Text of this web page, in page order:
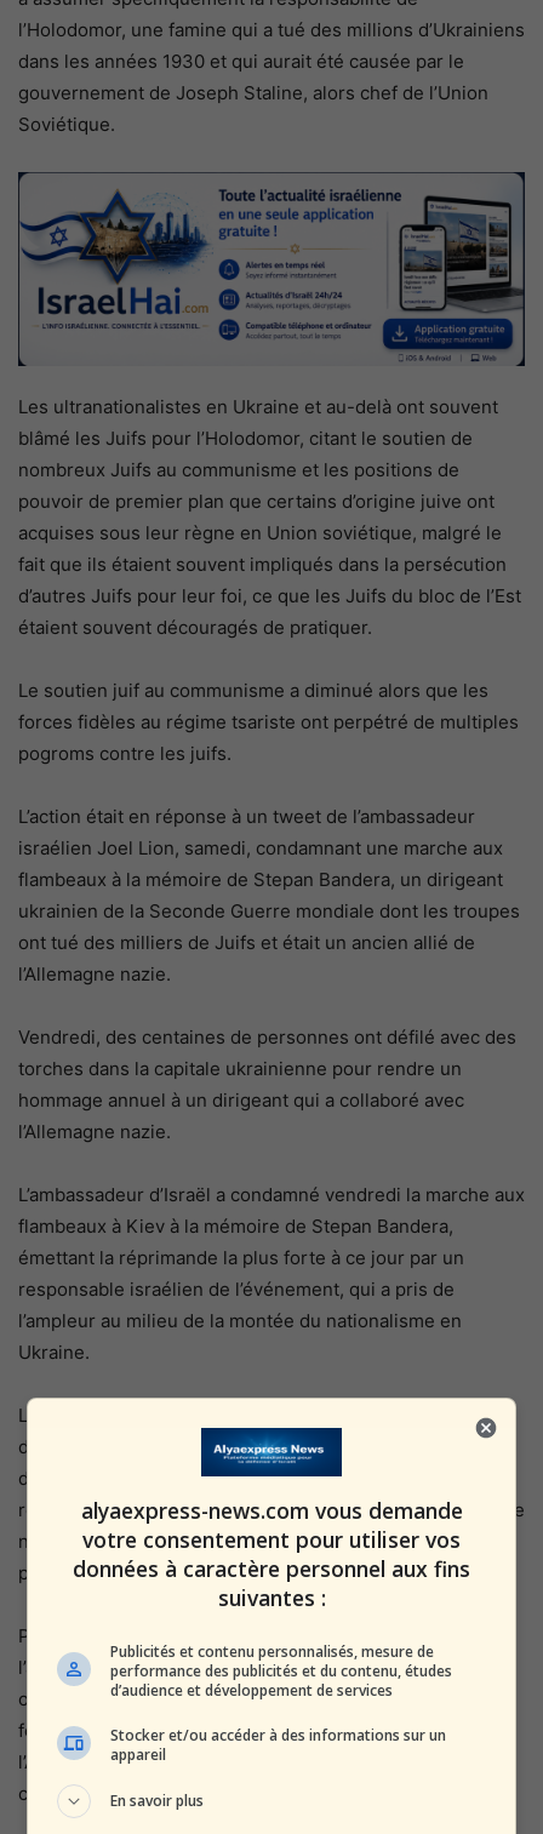
l’Holodomor, une famine qui a tué des millions d’Ukrainiens
dans les années 1930 et qui aurait été causée par le
gouvernement de Joseph Staline, alors chef de l’Union
Soviétique.
Les ultranationalistes en Ukraine et au-delà ont souvent
blâmé les Juifs pour l’Holodomor, citant le soutien de
nombreux Juifs au communisme et les positions de
pouvoir de premier plan que certains d’origine juive ont
acquises sous leur règne en Union soviétique, malgré le
fait que ils étaient souvent impliqués dans la persécution
d’autres Juifs pour leur foi, ce que les Juifs du bloc de l’Est
étaient souvent découragés de pratiquer.
Le soutien juif au communisme a diminué alors que les
forces fidèles au régime tsariste ont perpétré de multiples
pogroms contre les juifs.
L’action était en réponse à un tweet de l’ambassadeur
israélien Joel Lion, samedi, condamnant une marche aux
flambeaux à la mémoire de Stepan Bandera, un dirigeant
ukrainien de la Seconde Guerre mondiale dont les troupes
ont tué des milliers de Juifs et était un ancien allié de
l’Allemagne nazie.
Vendredi, des centaines de personnes ont défilé avec des
torches dans la capitale ukrainienne pour rendre un
hommage annuel à un dirigeant qui a collaboré avec
l’Allemagne nazie.
L’ambassadeur d’Israël a condamné vendredi la marche aux
flambeaux à Kiev à la mémoire de Stepan Bandera,
émettant la réprimande la plus forte à ce jour par un
responsable israélien de l’événement, qui a pris de
l’ampleur au milieu de la montée du nationalisme en
Ukraine.
Lors de la marche, de nombreux participants ont brandi
des banderoles portant le symbole du parti d’extrême
droite Svoboda, dont les dirigeants ont souvent fait des
remarques antisémites, et des banderoles qui disaient: «Le
nationalisme est notre religion. Bandera est notre
prophète ».
Pendant la Seconde Guerre mondiale, Bandera a dirigé
l’armée insurrectionnelle ukrainienne, dont les hommes
ont tué des milliers de Juifs et de Polonais, y compris des
femmes et des enfants, tout en combattant aux côtés de
l’Allemagne nazie contre l’Armée rouge et les
communistes.
alyaexpress-news.com vous demande
votre consentement pour utiliser vos
données à caractère personnel aux fins
suivantes :
Publicités et contenu personnalisés, mesure de
performance des publicités et du contenu, études
d’audience et développement de services
Stocker et/ou accéder à des informations sur un
appareil
En savoir plus